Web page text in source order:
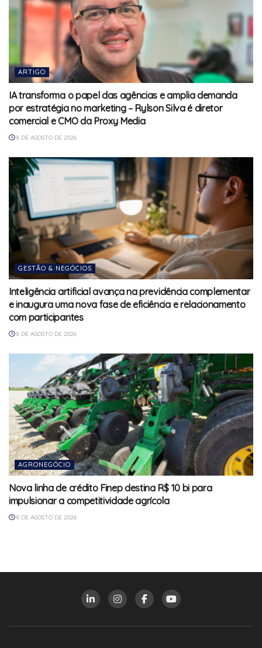
ARTIGO
IA transforma o papel das agências e amplia demanda
por estratégia no marketing – Rylson Silva é diretor
comercial e CMO da Proxy Media
8 DE AGOSTO DE 2026
GESTÃO & NEGÓCIOS
Inteligência artificial avança na previdência complementar
e inaugura uma nova fase de eficiência e relacionamento
com participantes
8 DE AGOSTO DE 2026
AGRONEGÓCIO
Nova linha de crédito Finep destina R$ 10 bi para
impulsionar a competitividade agrícola
8 DE AGOSTO DE 2026